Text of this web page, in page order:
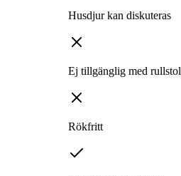
Husdjur kan diskuteras
Ej tillgänglig med rullstol
Rökfritt